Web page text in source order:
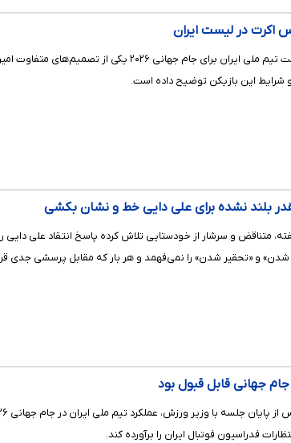
در لیست ایران
حضور دنیس اکرت در فهرست تیم ملی ایران
و شرایط این بازیکن توضیح داده است.
بلند نشده برای علی دایی خط و نشان بکشی
متناقض و سرشار از خودستایی تلاش کرده پاسخ انتقاد علی
شدن» و «تحقیر شدن» را نمی‌فهمد و هر بار که مقابل پرسشی جدی
جهانی قابل قبول بود
فدراسیون فوتبال ایران را برآورده کند.